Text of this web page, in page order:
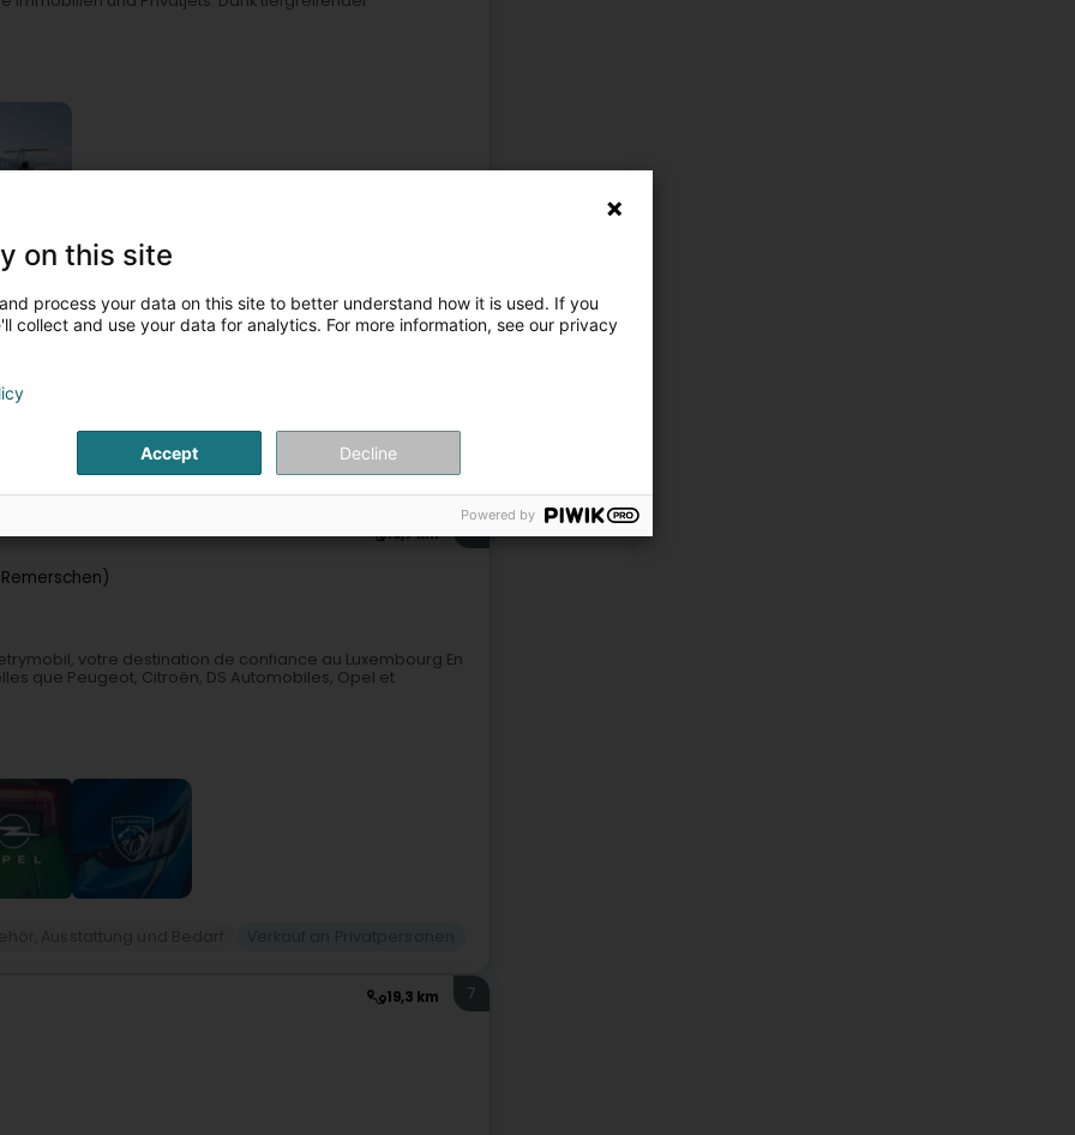
Privatverkauf
12 km 5
Verkauf
19,7 km
votre destination de confiance au Luxembourg.En
que Peugeot, Citroën, DS Automobiles, Opel et
19,3 km 7
on this site
process your data on this site to better understand how it is used. If you
collect and use your data for analytics. For more information, see our privacy
Accept Decline
Powered by